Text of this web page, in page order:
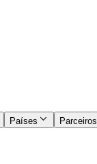
Países​​ Parceiros​​